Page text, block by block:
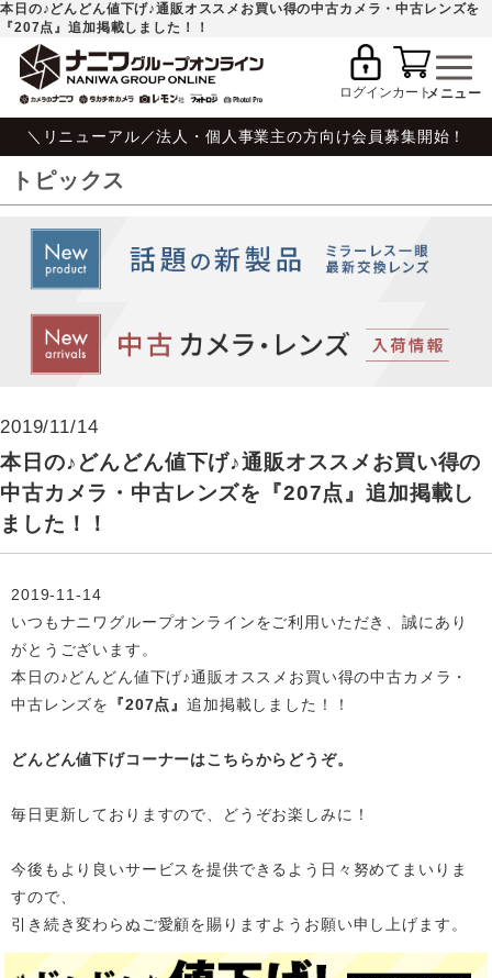
本日の♪どんどん値下げ♪通販オススメお買い得の中古カメラ・中古レンズを
『207点』追加掲載しました！！
ログインカート
＼リニューアル／法人・個人事業主の方向け会員募集開始！
トピックス
2019/11/14
本日の♪どんどん値下げ♪通販オススメお買い得の
中古カメラ・中古レンズを『207点』追加掲載し
ました！！
2019-11-14
いつもナニワグループオンラインをご利用いただき、誠にあり
がとうございます。
本日の♪どんどん値下げ♪通販オススメお買い得の中古カメラ・
中古レンズを
『207点』追加掲載 しました！！
どんどん値下げコーナーはこちらからどうぞ。
毎日更新しておりますので、どうぞお楽しみに！
今後もより良いサービスを提供できるよう日々努めてまいりま
すので、
引き続き変わらぬご愛顧を賜りますようお願い申し上げます。